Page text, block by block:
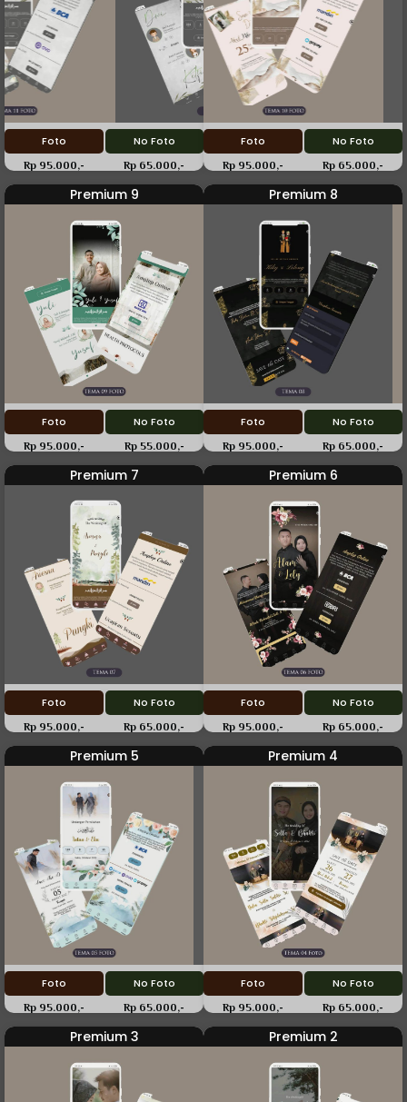
Foto No Foto
Rp 95.000,- Rp 65.000,-
Foto No Foto
Rp 95.000,- Rp 65.000,-
Premium 9
Foto No Foto
Rp 95.000,- Rp 55.000,-
Premium 8
Foto No Foto
Rp 95.000,- Rp 65.000,-
Premium 7
Foto No Foto
Rp 95.000,- Rp 65.000,-
Premium 6
Foto No Foto
Rp 95.000,- Rp 65.000,-
Premium 5
Foto No Foto
Rp 95.000,- Rp 65.000,-
Premium 4
Foto No Foto
Rp 95.000,- Rp 65.000,-
Premium 3 Premium 2